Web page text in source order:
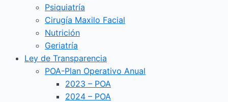
Psiquiatría
Cirugía Maxilo Facial
Nutrición
Geriatría
Ley de Transparencia
POA-Plan Operativo Anual
2023 – POA
2024 – POA